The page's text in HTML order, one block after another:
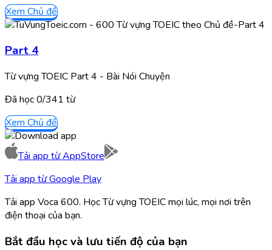
Xem Chủ đề
Part 4
Từ vựng TOEIC Part 4 - Bài Nói Chuyện
Đã học0/341 từ
Xem Chủ đề
Tải app từAppStore
Tải app từGoogle Play
Tải app Voca 600. Học Từ vựng TOEIC mọi lúc, mọi nơi trên
điện thoại của bạn.
Bắt đầu học và lưu tiến độ của bạn